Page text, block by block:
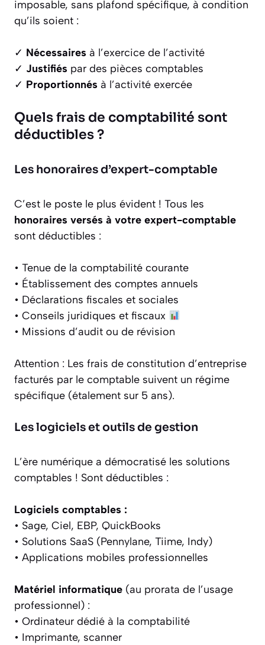
imposable, sans plafond spécifique, à condition
qu’ils soient :
✓ Nécessaires à l’exercice de l’activité
✓ Justifiés par des pièces comptables
✓ Proportionnés à l’activité exercée
Quels frais de comptabilité sont
déductibles ?
Les honoraires d’expert-comptable
C’est le poste le plus évident ! Tous les
honoraires versés à votre expert-comptable
sont déductibles :
• Tenue de la comptabilité courante
• Établissement des comptes annuels
• Déclarations fiscales et sociales
• Conseils juridiques et fiscaux
• Missions d’audit ou de révision
Attention : Les frais de constitution d’entreprise
facturés par le comptable suivent un régime
spécifique (étalement sur 5 ans).
Les logiciels et outils de gestion
L’ère numérique a démocratisé les solutions
comptables ! Sont déductibles :
Logiciels comptables :
• Sage, Ciel, EBP, QuickBooks
• Solutions SaaS (Pennylane, Tiime, Indy)
• Applications mobiles professionnelles
Matériel informatique (au prorata de l’usage
professionnel) :
• Ordinateur dédié à la comptabilité
• Imprimante, scanner